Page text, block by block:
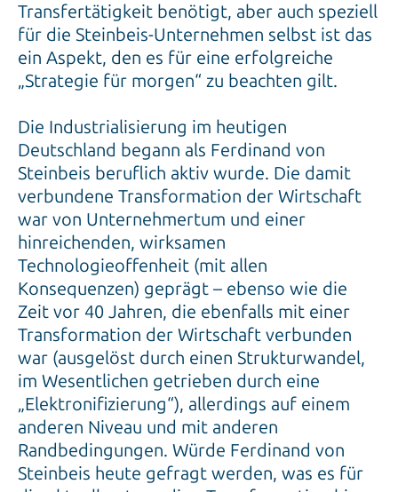
Transfertätigkeit benötigt, aber auch speziell
für die Steinbeis-Unternehmen selbst ist das
ein Aspekt, den es für eine erfolgreiche
„Strategie für morgen“ zu beachten gilt.
Die Industrialisierung im heutigen
Deutschland begann als Ferdinand von
Steinbeis beruflich aktiv wurde. Die damit
verbundene Transformation der Wirtschaft
war von Unternehmertum und einer
hinreichenden, wirksamen
Technologieoffenheit (mit allen
Konsequenzen) geprägt – ebenso wie die
Zeit vor 40 Jahren, die ebenfalls mit einer
Transformation der Wirtschaft verbunden
war (ausgelöst durch einen Strukturwandel,
im Wesentlichen getrieben durch eine
„Elektronifizierung“), allerdings auf einem
anderen Niveau und mit anderen
Randbedingungen. Würde Ferdinand von
Steinbeis heute gefragt werden, was es für